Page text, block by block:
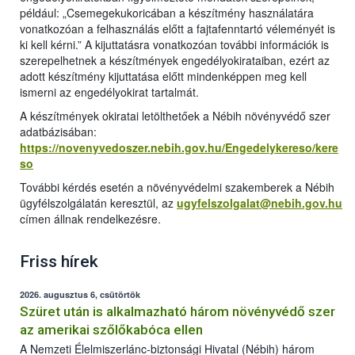
például: „Csemegekukoricában a készítmény használatára
vonatkozóan a felhasználás előtt a fajtafenntartó véleményét is
ki kell kérni.” A kijuttatásra vonatkozóan további információk is
szerepelhetnek a készítmények engedélyokirataiban, ezért az
adott készítmény kijuttatása előtt mindenképpen meg kell
ismerni az engedélyokirat tartalmát.
A készítmények okiratai letölthetőek a Nébih növényvédő szer
adatbázisában:
https://novenyvedoszer.nebih.gov.hu/Engedelykereso/kere
so
További kérdés esetén a növényvédelmi szakemberek a Nébih
ügyfélszolgálatán keresztül, az ugyfelszolgalat@nebih.gov.hu
címen állnak rendelkezésre.
Friss hírek
2026. augusztus 6, csütörtök
Szüret után is alkalmazható három növényvédő szer
az amerikai szőlőkabóca ellen
A Nemzeti Élelmiszerlánc-biztonsági Hivatal (Nébih) három